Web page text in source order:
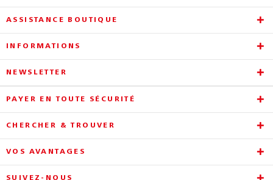
ASSISTANCE BOUTIQUE
INFORMATIONS
NEWSLETTER
PAYER EN TOUTE SÉCURITÉ
CHERCHER & TROUVER
VOS AVANTAGES
SUIVEZ-NOUS